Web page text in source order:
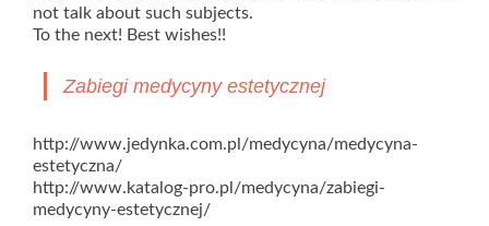
not talk about such subjects.
To the next! Best wishes!!
Zabiegi medycyny estetycznej
http://www.jedynka.com.pl/medycyna/medycyna-
estetyczna/
http://www.katalog-pro.pl/medycyna/zabiegi-
medycyny-estetycznej/